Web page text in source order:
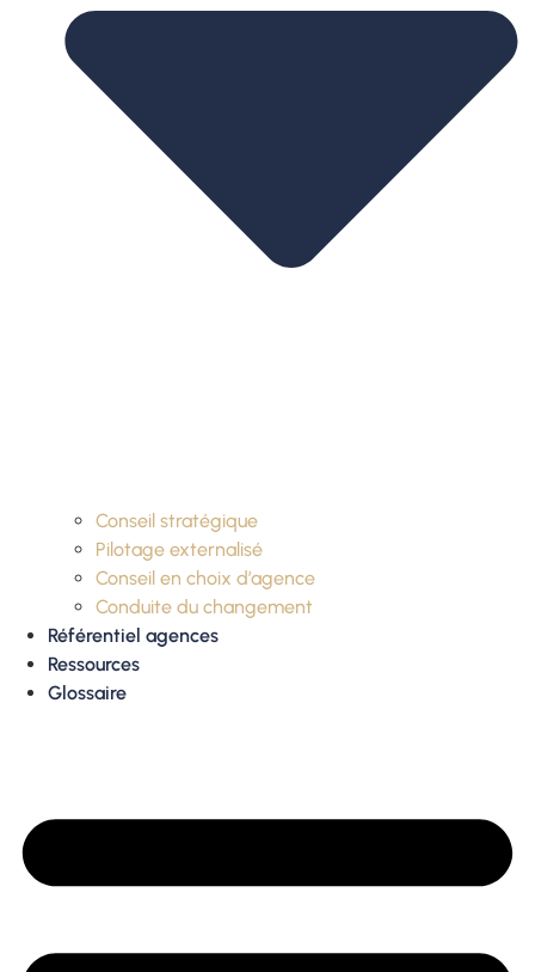
Conseil stratégique
Pilotage externalisé
Conseil en choix d’agence
Conduite du changement
Référentiel agences
Ressources
Glossaire